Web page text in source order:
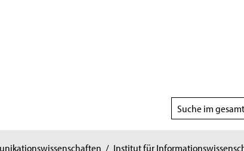
Suchbereich
wählen
/ Institut für